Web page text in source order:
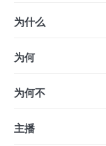
为什么
为何
为何不
主播